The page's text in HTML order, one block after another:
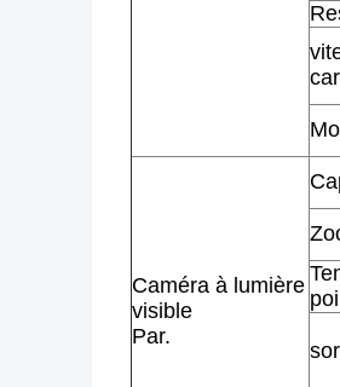
Caméra à lumière
visible
Par.